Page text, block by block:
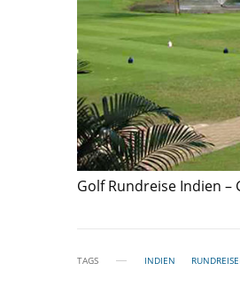
Golf Rundreise Indien –
TAGS INDIEN